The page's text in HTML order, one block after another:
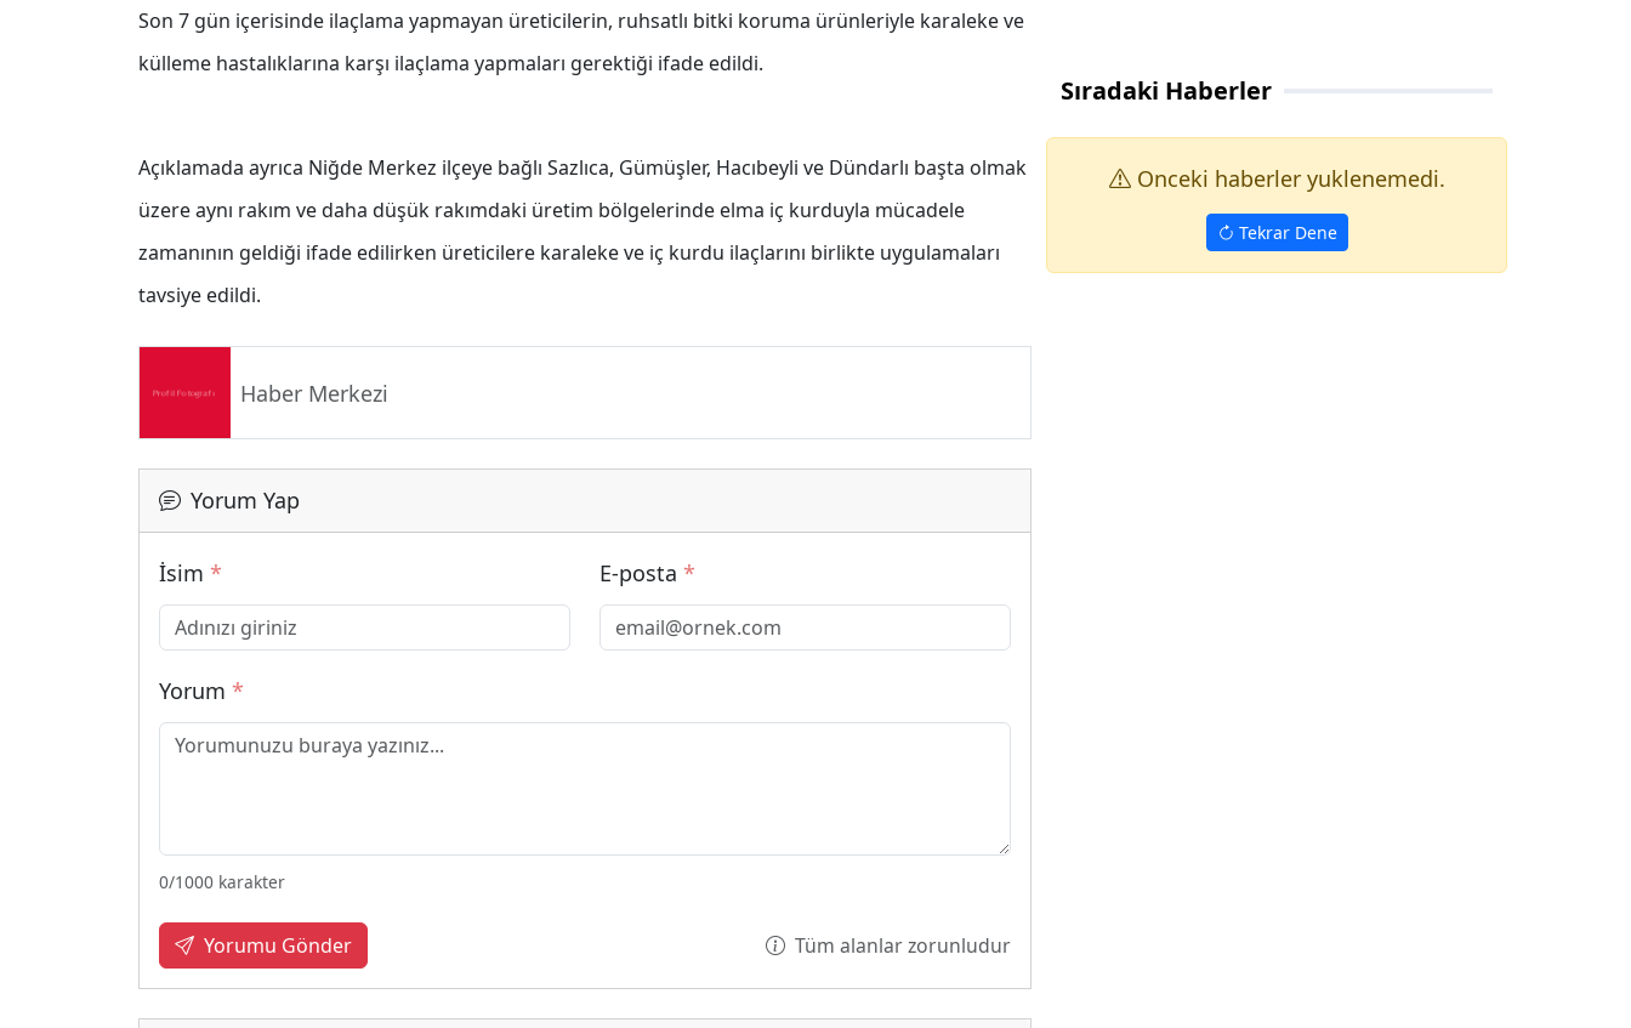
Son 7 gün içerisinde ilaçlama yapmayan üreticilerin, ruhsatlı bitki koruma ürünleriyle karaleke ve
külleme hastalıklarına karşı ilaçlama yapmaları gerektiği ifade edildi.
Açıklamada ayrıca Niğde Merkez ilçeye bağlı Sazlıca, Gümüşler, Hacıbeyli ve Dündarlı başta olmak
üzere aynı rakım ve daha düşük rakımdaki üretim bölgelerinde elma iç kurduyla mücadele
zamanının geldiği ifade edilirken üreticilere karaleke ve iç kurdu ilaçlarını birlikte uygulamaları
tavsiye edildi.
Haber Merkezi
Yorum Yap
İsim * E-posta *
Yorum *
0/1000 karakter
Yorumu Gönder Tüm alanlar zorunludur
Sıradaki Haberler
Onceki haberler yuklenemedi.
Tekrar Dene